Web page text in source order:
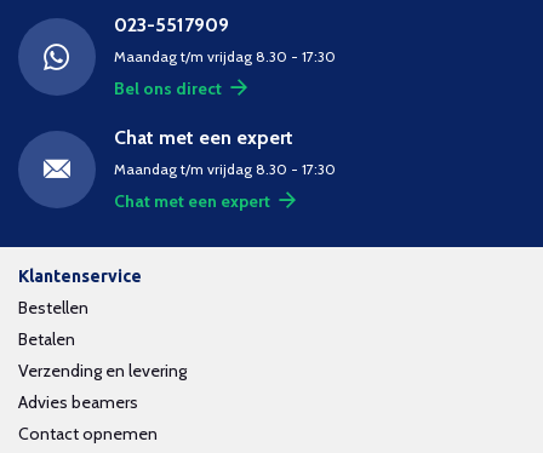
023-5517909
Maandag t/m vrijdag 8.30 - 17:30
Bel ons direct
Chat met een expert
Maandag t/m vrijdag 8.30 - 17:30
Chat met een expert
Klantenservice
Bestellen
Betalen
Verzending en levering
Advies beamers
Contact opnemen